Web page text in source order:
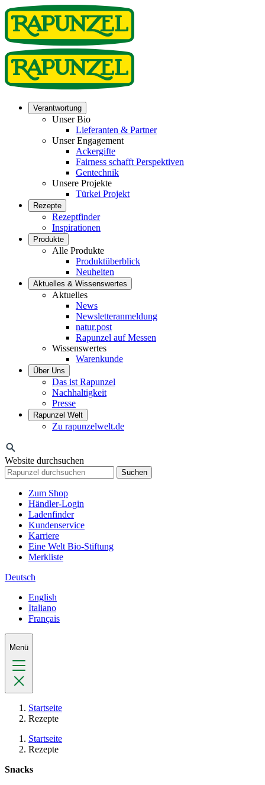
Verantwortung
Unser Bio
Lieferanten & Partner
Unser Engagement
Ackergifte
Fairness schafft Perspektiven
Gentechnik
Unsere Projekte
Türkei Projekt
Rezepte
Rezeptfinder
Inspirationen
Produkte
Alle Produkte
Produktüberblick
Neuheiten
Aktuelles & Wissenswertes
Aktuelles
News
Newsletteranmeldung
natur.post
Rapunzel auf Messen
Wissenswertes
Warenkunde
Über Uns
Das ist Rapunzel
Nachhaltigkeit
Presse
Rapunzel Welt
Zu rapunzelwelt.de
Website durchsuchen
Suchen
Zum Shop
Händler-Login
Ladenfinder
Kundenservice
Karriere
Eine Welt Bio-Stiftung
Merkliste
Deutsch
English
Italiano
Français
Menü
Startseite
Rezepte
Startseite
Rezepte
Snacks